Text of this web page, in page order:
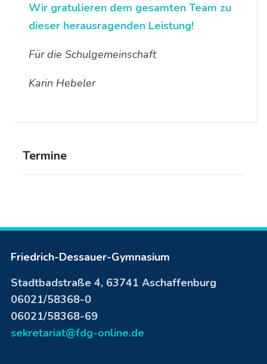
Termine
Wir gratulieren dem gesamten Team zu
dieser herausragenden Leistung!
Für die Schulgemeinschaft
Karin Hebeler
Friedrich-Dessauer-Gymnasium
Stadtbadstraße 4, 63741 Aschaffenburg
06021/58368-0
06021/58368-69
sekretariat@fdg-online.de